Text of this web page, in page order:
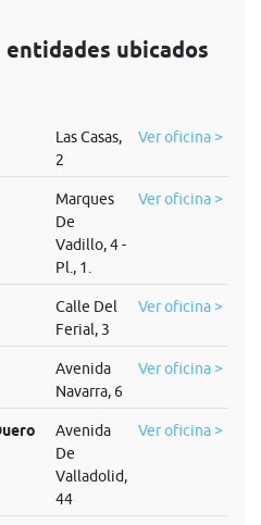
ubicados
Las Casas,
2
Ver oficina >
Marques
De
Vadillo, 4 -
Pl., 1.
Ver oficina >
Calle Del
Ferial, 3
Ver oficina >
Avenida
Navarra, 6
Ver oficina >
Avenida
De
Valladolid,
44
Ver oficina >